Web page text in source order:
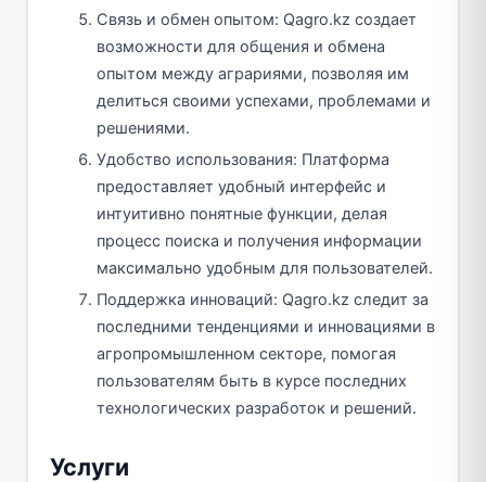
Связь и обмен опытом: Qagro.kz создает
возможности для общения и обмена
опытом между аграриями, позволяя им
делиться своими успехами, проблемами и
решениями.
Удобство использования: Платформа
предоставляет удобный интерфейс и
интуитивно понятные функции, делая
процесс поиска и получения информации
максимально удобным для пользователей.
Поддержка инноваций: Qagro.kz следит за
последними тенденциями и инновациями в
агропромышленном секторе, помогая
пользователям быть в курсе последних
технологических разработок и решений.
Услуги